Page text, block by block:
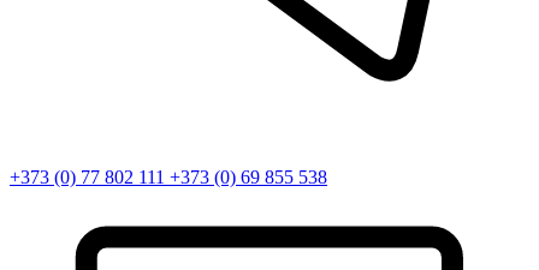
+373 (0) 77 802 111 +373 (0) 69 855 538